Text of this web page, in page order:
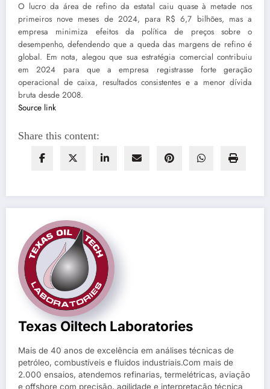
O lucro da área de refino da estatal caiu quase à metade nos
primeiros nove meses de 2024, para R$ 6,7 bilhões, mas a
empresa minimiza efeitos da política de preços sobre o
desempenho, defendendo que a queda das margens de refino é
global. Em nota, alegou que sua estratégia comercial contribuiu
em 2024 para que a empresa registrasse forte geração
operacional de caixa, resultados consistentes e a menor dívida
bruta desde 2008.
Source link
Share this content:
Texas Oiltech Laboratories
Mais de 40 anos de excelência em análises técnicas de
petróleo, combustíveis e fluidos industriais.Com mais de
2.000 ensaios, atendemos refinarias, termelétricas, aviação
e offshore com precisão, agilidade e interpretação técnica